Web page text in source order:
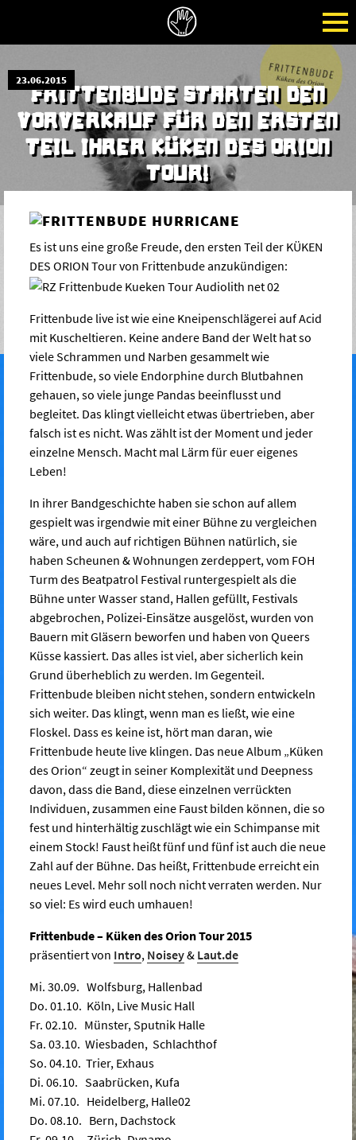
23.06.2015
FRITTENBUDE STARTEN DEN
VORVERKAUF FÜR DEN ERSTEN
TEIL IHRER KÜKEN DES ORION
TOUR!
Es ist uns eine große Freude, den ersten Teil der KÜKEN
DES ORION Tour von Frittenbude anzukündigen:
Frittenbude live ist wie eine Kneipenschlägerei auf Acid
mit Kuscheltieren. Keine andere Band der Welt hat so
viele Schrammen und Narben gesammelt wie
Frittenbude, so viele Endorphine durch Blutbahnen
gehauen, so viele junge Pandas beeinflusst und
begleitet. Das klingt vielleicht etwas übertrieben, aber
falsch ist es nicht. Was zählt ist der Moment und jeder
einzelne Mensch. Macht mal Lärm für euer eigenes
Leben!
In ihrer Bandgeschichte haben sie schon auf allem
gespielt was irgendwie mit einer Bühne zu vergleichen
wäre, und auch auf richtigen Bühnen natürlich, sie
haben Scheunen & Wohnungen zerdeppert, vom FOH
Turm des Beatpatrol Festival runtergespielt als die
Bühne unter Wasser stand, Hallen gefüllt, Festivals
abgebrochen, Polizei-Einsätze ausgelöst, wurden von
Bauern mit Gläsern beworfen und haben von Queers
Küsse kassiert. Das alles ist viel, aber sicherlich kein
Grund überheblich zu werden. Im Gegenteil.
Frittenbude bleiben nicht stehen, sondern entwickeln
sich weiter. Das klingt, wenn man es ließt, wie eine
Floskel. Dass es keine ist, hört man daran, wie
Frittenbude heute live klingen. Das neue Album „Küken
des Orion“ zeugt in seiner Komplexität und Deepness
davon, dass die Band, diese einzelnen verrückten
Individuen, zusammen eine Faust bilden können, die so
fest und hinterhältig zuschlägt wie ein Schimpanse mit
einem Stock! Faust heißt fünf und fünf ist auch die neue
Zahl auf der Bühne. Das heißt, Frittenbude erreicht ein
neues Level. Mehr soll noch nicht verraten werden. Nur
so viel: Es wird euch umhauen!
Frittenbude – Küken des Orion Tour 2015
präsentiert von Intro, Noisey& Laut.de
Mi. 30.09. Wolfsburg, Hallenbad
Do. 01.10. Köln, Live Music Hall
Fr. 02.10. Münster, Sputnik Halle
Sa. 03.10. Wiesbaden, Schlachthof
So. 04.10. Trier, Exhaus
Di. 06.10. Saabrücken, Kufa
Mi. 07.10. Heidelberg, Halle02
Do. 08.10. Bern, Dachstock